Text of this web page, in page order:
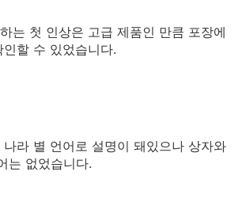
는 첫 인상은 고급 제품인 만큼 포장에
할 수 있었습니다.
라 별 언어로 설명이 돼있으나 상자와
는 없었습니다.